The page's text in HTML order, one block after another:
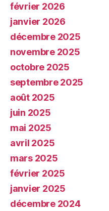
février 2026
janvier 2026
décembre 2025
novembre 2025
octobre 2025
septembre 2025
août 2025
juin 2025
mai 2025
avril 2025
mars 2025
février 2025
janvier 2025
décembre 2024